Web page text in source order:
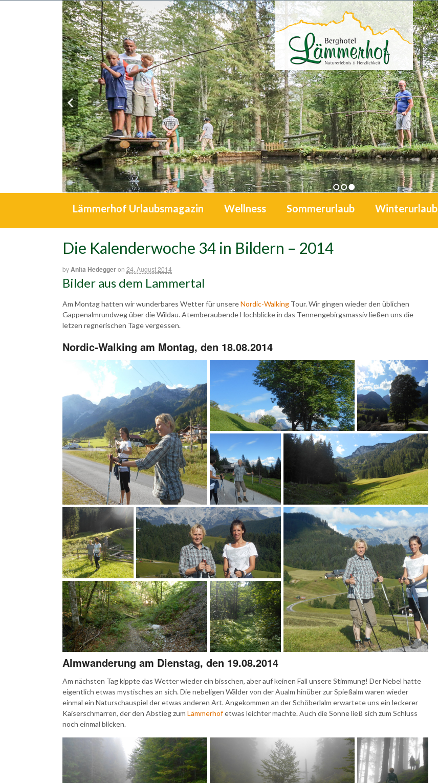
1 2 3
Lämmerhof Urlaubsmagazin Wellness Sommerurlaub Winterurlaub
Die Kalenderwoche 34 in Bildern – 2014
byAnita Hedeggeron 24. August 2014
Bilder aus dem Lammertal
Am Montag hatten wir wunderbares Wetter für unsereNordic-Walking Tour. Wir gingen wieder den üblichen
Gappenalmrundweg über die Wildau. Atemberaubende Hochblicke in das Tennengebirgsmassiv ließen uns die
letzen regnerischen Tage vergessen.
Nordic-Walking am Montag, den 18.08.2014
Lammertal
Almwanderung am Dienstag, den 19.08.2014
Am nächsten Tag kippte das Wetter wieder ein bisschen, aber auf keinen Fall unsere Stimmung! Der Nebel hatte
eigentlich etwas mystisches an sich. Die nebeligen Wälder von der Aualm hinüber zur Spießalm waren wieder
einmal ein Naturschauspiel der etwas anderen Art. Angekommen an der Schöberlalm erwartete uns ein leckerer
Kaiserschmarren, der den Abstieg zum Lämmerhofetwas leichter machte. Auch die Sonne ließ sich zum Schluss
noch einmal blicken.